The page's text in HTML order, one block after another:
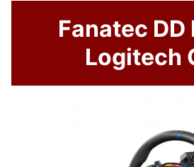
Fanatec DD
Logitech